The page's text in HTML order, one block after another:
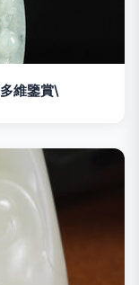
維鑒賞\